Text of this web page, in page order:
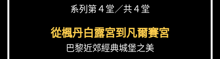
系列第４堂／共４堂
從楓丹白露宮到凡爾賽宮
巴黎近郊經典城堡之美